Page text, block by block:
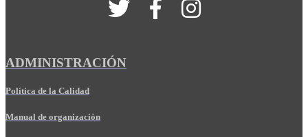
ADMINISTRACIÓN
Política de la Calidad
Manual de organización